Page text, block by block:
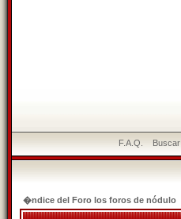
F.A.Q. Buscar
�ndice del Foro los foros de nódulo